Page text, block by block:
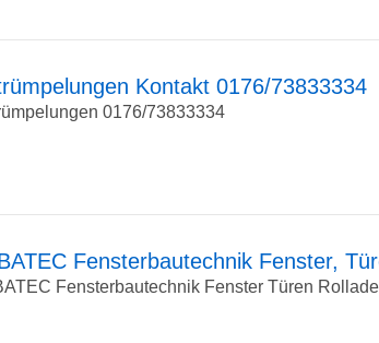
Kontakt 0176/73833334
0176/73833334
Fensterbautechnik Fenster,
Fensterbautechnik Fenster Türen